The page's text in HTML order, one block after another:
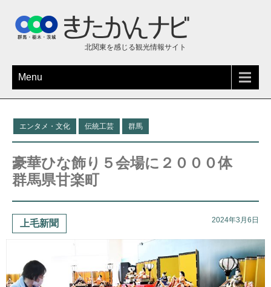
北関東を感じる観光情報サイト
Menu
エンタメ・文化 伝統工芸 群馬
豪華ひな飾り５会場に２０００体
群馬県甘楽町
上毛新聞 2024年3月6日